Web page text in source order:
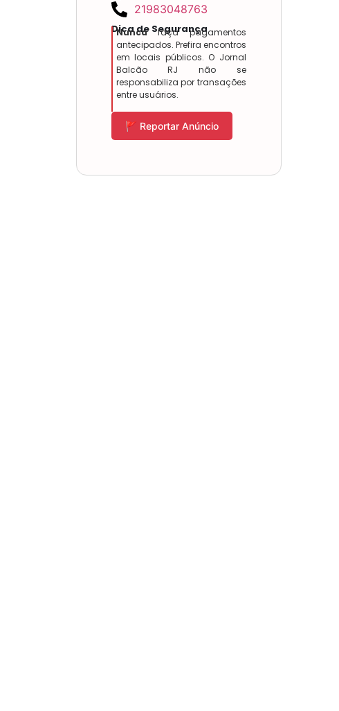
21983048763
Dica de Segurança
Nuncafaça pagamentos
antecipados. Prefira encontros
em locais públicos. O Jornal
Balcão RJ não se
responsabiliza por transações
entre usuários.
🚩 Reportar Anúncio